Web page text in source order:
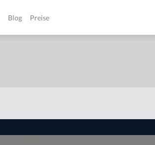
Blog Preise